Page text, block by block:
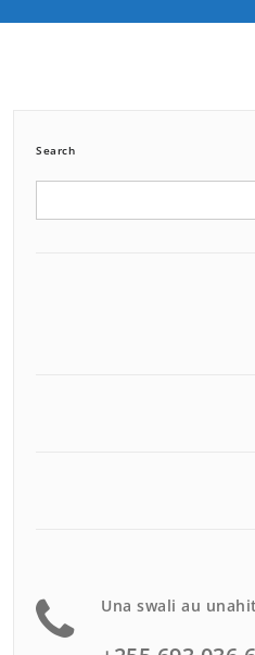
Search
Search
Una swali au